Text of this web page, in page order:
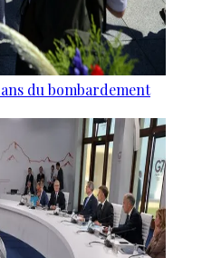
du bombardement